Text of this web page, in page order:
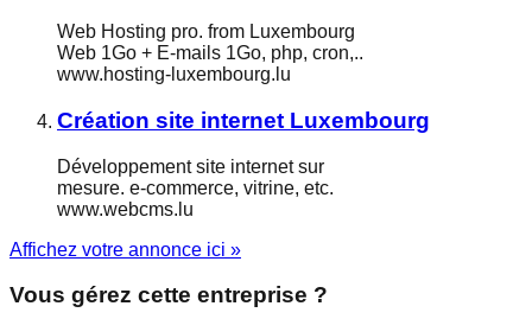
Web Hosting pro. from Luxembourg
Web 1Go + E-mails 1Go, php, cron,..
www.hosting-luxembourg.lu
Création site internet Luxembourg
Développement site internet sur
mesure. e-commerce, vitrine, etc.
www.webcms.lu
Affichez votre annonce ici »
Vous gérez cette entreprise ?